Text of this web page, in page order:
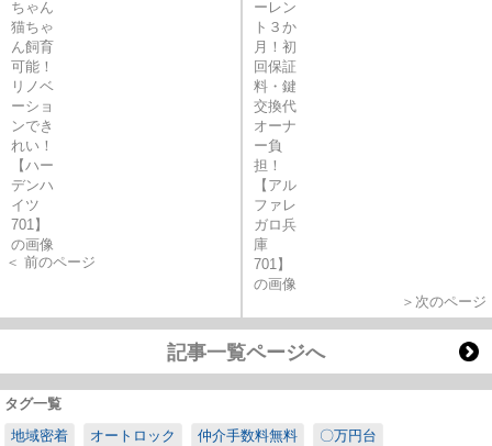
＜ 前のページ
＞次のページ
記事一覧ページへ
タグ一覧
地域密着
オートロック 仲介手数料無料 〇万円台